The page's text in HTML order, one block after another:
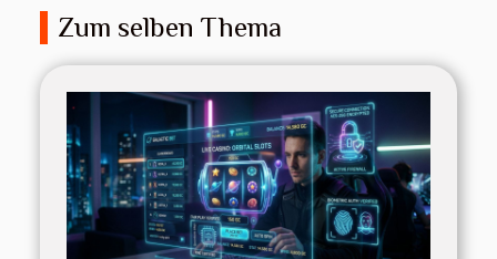
Zum selben Thema